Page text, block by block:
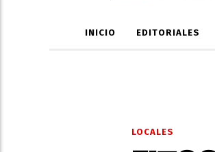
INICIO EDITORIALES
LOCALES